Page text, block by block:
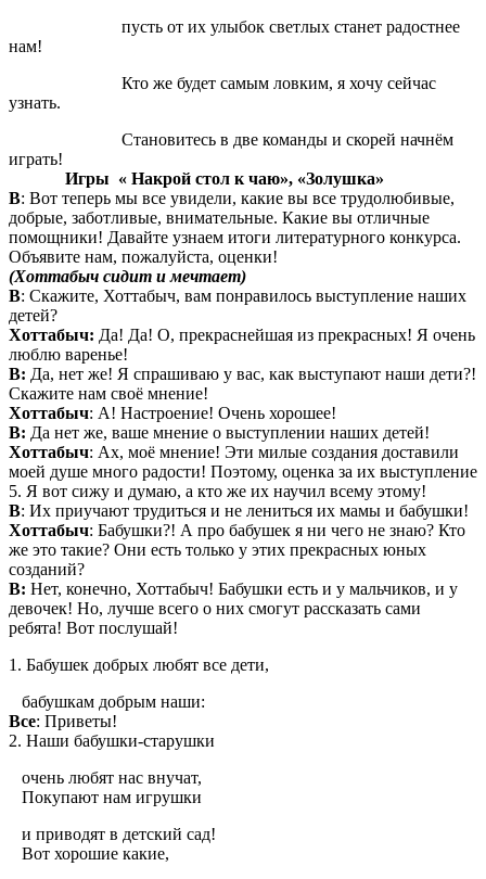
пусть от их улыбок светлых станет радостнее
нам!
Кто же будет самым ловким, я хочу сейчас
узнать.
Становитесь в две команды и скорей начнём
играть!
Игры « Накрой стол к чаю», «Золушка»
В: Вот теперь мы все увидели, какие вы все трудолюбивые,
добрые, заботливые, внимательные. Какие вы отличные
помощники! Давайте узнаем итоги литературного конкурса.
Объявите нам, пожалуйста, оценки!
(Хоттабыч сидит и мечтает)
В: Скажите, Хоттабыч, вам понравилось выступление наших
детей?
Хоттабыч: Да! Да! О, прекраснейшая из прекрасных! Я очень
люблю варенье!
В: Да, нет же! Я спрашиваю у вас, как выступают наши дети?!
Скажите нам своё мнение!
Хоттабыч: А! Настроение! Очень хорошее!
В: Да нет же, ваше мнение о выступлении наших детей!
Хоттабыч: Ах, моё мнение! Эти милые создания доставили
моей душе много радости! Поэтому, оценка за их выступление
5. Я вот сижу и думаю, а кто же их научил всему этому!
В: Их приучают трудиться и не лениться их мамы и бабушки!
Хоттабыч: Бабушки?! А про бабушек я ни чего не знаю? Кто
же это такие? Они есть только у этих прекрасных юных
созданий?
В: Нет, конечно, Хоттабыч! Бабушки есть и у мальчиков, и у
девочек! Но, лучше всего о них смогут рассказать сами
ребята! Вот послушай!
1. Бабушек добрых любят все дети,
бабушкам добрым наши:
Все: Приветы!
2. Наши бабушки-старушки
очень любят нас внучат,
Покупают нам игрушки
и приводят в детский сад!
Вот хорошие какие,